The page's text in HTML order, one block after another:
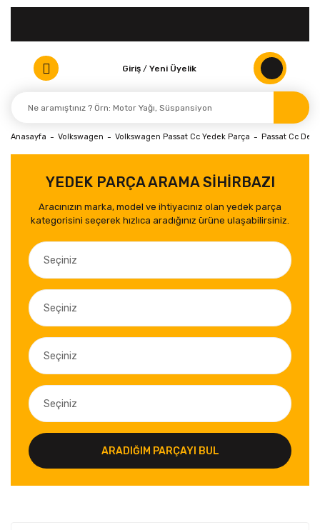
Giriş / Yeni Üyelik
Anasayfa Volkswagen Volkswagen Passat Cc Yedek Parça Passat Cc
YEDEK PARÇA ARAMA SİHİRBAZI
Aracınızın marka, model ve ihtiyacınız olan yedek parça
kategorisini seçerek hızlıca aradığınız ürüne ulaşabilirsiniz.
ARADIĞIM PARÇAYI BUL